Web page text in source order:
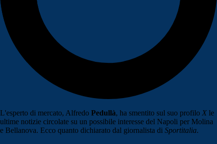
L'esperto di mercato, Alfredo Pedullà, ha smentito sul suo profilo X le
ultime notizie circolate su un possibile interesse del Napoli per Molina
e Bellanova. Ecco quanto dichiarato dal giornalista di Sportitalia.